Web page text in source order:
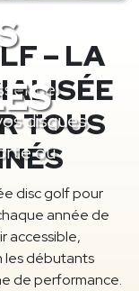
disques
où
– LA
TOUS
disc golf pour
année de
accessible,
les débutants
de performance.